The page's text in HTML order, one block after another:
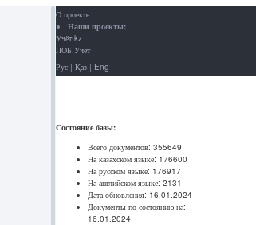
О проекте
Наши проекты:
Учёт.kz
ПОБ.Учёт
Рус | Қаз | Eng
Состояние базы:
Всего документов: 355649
На казахском языке: 176600
На русском языке: 176917
На английском языке: 2131
Дата обновления: 16.01.2024
Документы по состоянию на:
16.01.2024